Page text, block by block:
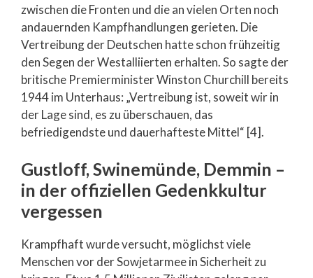
zwischen die Fronten und die an vielen Orten noch
andauernden Kampfhandlungen gerieten. Die
Vertreibung der Deutschen hatte schon frühzeitig
den Segen der Westalliierten erhalten. So sagte der
britische Premierminister Winston Churchill bereits
1944 im Unterhaus: „Vertreibung ist, soweit wir in
der Lage sind, es zu überschauen, das
befriedigendste und dauerhafteste Mittel“ [4].
Gustloff, Swinemünde, Demmin –
in der offiziellen Gedenkkultur
vergessen
Krampfhaft wurde versucht, möglichst viele
Menschen vor der Sowjetarmee in Sicherheit zu